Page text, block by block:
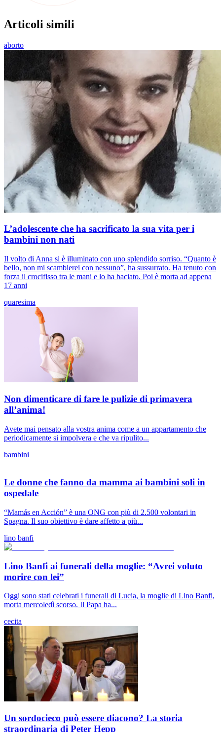
Articoli simili
aborto
L’adolescente che ha sacrificato la sua vita per i
bambini non nati
Il volto di Anna si è illuminato con uno splendido sorriso. “Quanto è
bello, non mi scambierei con nessuno”, ha sussurrato. Ha tenuto con
forza il crocifisso tra le mani e lo ha baciato. Poi è morta ad appena
17 anni
quaresima
Non dimenticare di fare le pulizie di primavera
all’anima!
Avete mai pensato alla vostra anima come a un appartamento che
periodicamente si impolvera e che va ripulito...
bambini
Le donne che fanno da mamma ai bambini soli in
ospedale
“Mamás en Acción” è una ONG con più di 2.500 volontari in
Spagna. Il suo obiettivo è dare affetto a più...
lino banfi
Lino Banfi ai funerali della moglie: “Avrei voluto
morire con lei”
Oggi sono stati celebrati i funerali di Lucia, la moglie di Lino Banfi,
morta mercoledì scorso. Il Papa ha...
cecita
Un sordocieco può essere diacono? La storia
straordinaria di Peter Hepp